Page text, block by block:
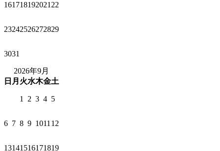
161718192021 22
23242526272829
3031
2026年9月
日 月 火水木金土
1 2 3 4 5
6 7 8 9 1011 12
13141516171819